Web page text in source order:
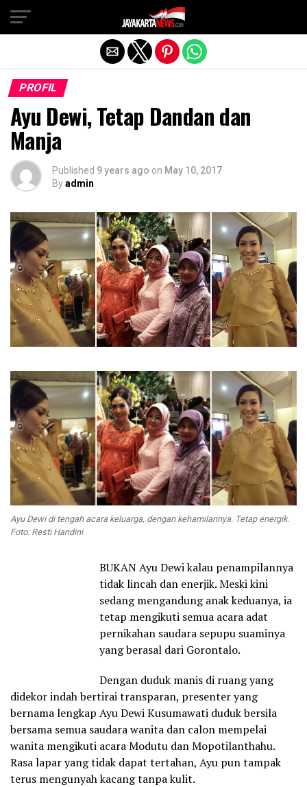
PROFIL
Ayu Dewi, Tetap Dandan dan
Manja
Published 9 years ago on May 10, 2017
Byadmin
Ayu Dewi di tengah acara keluarga, dengan kehamilannya. Tetap energik.
Foto: Resti Handini
BUKAN Ayu Dewi kalau penampilannya
tidak lincah dan enerjik. Meski kini
sedang mengandung anak keduanya, ia
tetap mengikuti semua acara adat
pernikahan saudara sepupu suaminya
yang berasal dari Gorontalo.
Dengan duduk manis di ruang yang
didekor indah bertirai transparan, presenter yang
bernama lengkap Ayu Dewi Kusumawati duduk bersila
bersama semua saudara wanita dan calon mempelai
wanita mengikuti acara Modutu dan Mopotilanthahu.
Rasa lapar yang tidak dapat tertahan, Ayu pun tampak
terus mengunyah kacang tanpa kulit.
Exit mobile version